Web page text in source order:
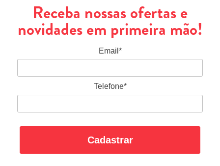
Receba nossas ofertas e
novidades em primeira mão!
Email*
Telefone*
Cadastrar